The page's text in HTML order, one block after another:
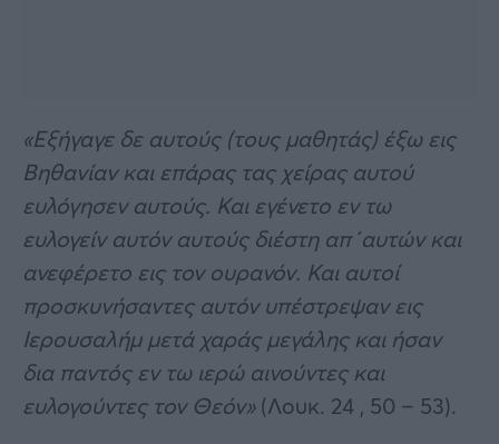
«Εξήγαγε δε αυτούς (τους μαθητάς) έξω εις
Βηθανίαν και επάρας τας χείρας αυτού
ευλόγησεν αυτούς. Και εγένετο εν τω
ευλογείν αυτόν αυτούς διέστη απ΄αυτών και
ανεφέρετο εις τον ουρανόν. Και αυτοί
προσκυνήσαντες αυτόν υπέστρεψαν εις
Ιερουσαλήμ μετά χαράς μεγάλης και ήσαν
δια παντός εν τω ιερώ αινούντες και
ευλογούντες τον Θεόν»(Λουκ. 24 , 50 – 53).